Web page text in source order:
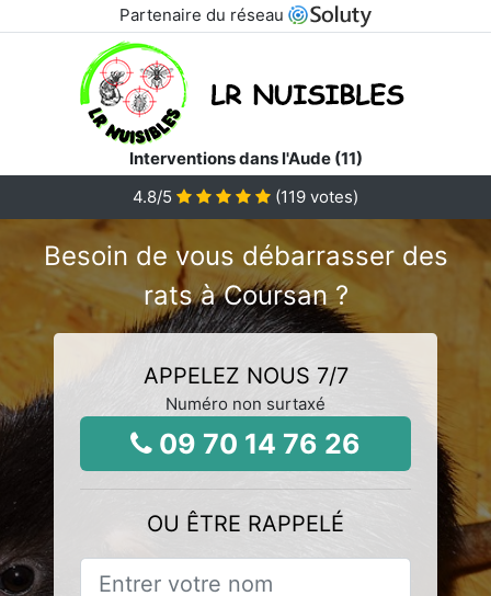
Partenaire du réseau
Interventions dans l'Aude (11)
4.8/5 (119 votes)
Besoin de vous débarrasser des
rats à Coursan ?
APPELEZ NOUS 7/7
Numéro non surtaxé
09 70 14 76 26
OU ÊTRE RAPPELÉ